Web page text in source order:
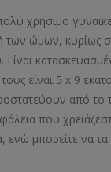
χρήσιμο
ώμων, κυρίως
είναι 5 x 9
από το
που
ενώ μπορείτε